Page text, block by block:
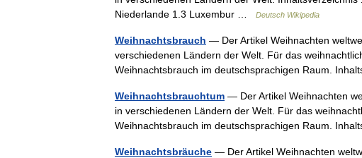
Niederlande 1.3 Luxembur …
Deutsch Wikipedia
Weihnachtsbrauch — Der Artikel Weihnachten
verschiedenen Ländern der Welt. Für das
Weihnachtsbrauch im deutschsprachigen Raum.
Weihnachtsbrauchtum — Der Artikel Weihnachten
in verschiedenen Ländern der Welt. Für das
Weihnachtsbrauch im deutschsprachigen Raum.
Weihnachtsbräuche — Der Artikel Weihnachten